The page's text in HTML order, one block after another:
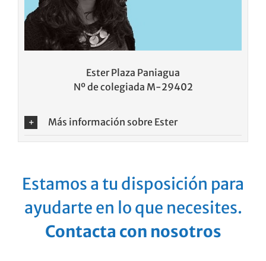
Ester Plaza Paniagua
Nº de colegiada M-29402
Más información sobre Ester
Estamos a tu disposición para
ayudarte en lo que necesites.
Contacta con nosotros